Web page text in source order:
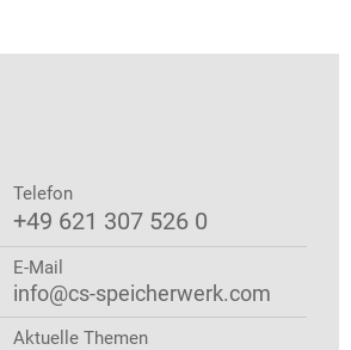
Telefon
+49 621 307 526 0
E-Mail
info@cs-speicherwerk.com
Aktuelle Themen